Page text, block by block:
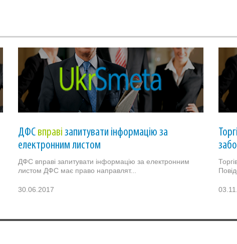
ДФС вправі запитувати інформацію за
електронним листом
ДФС вправі запитувати інформацію за електронним
листом ДФС має право направлят...
30.06.2017